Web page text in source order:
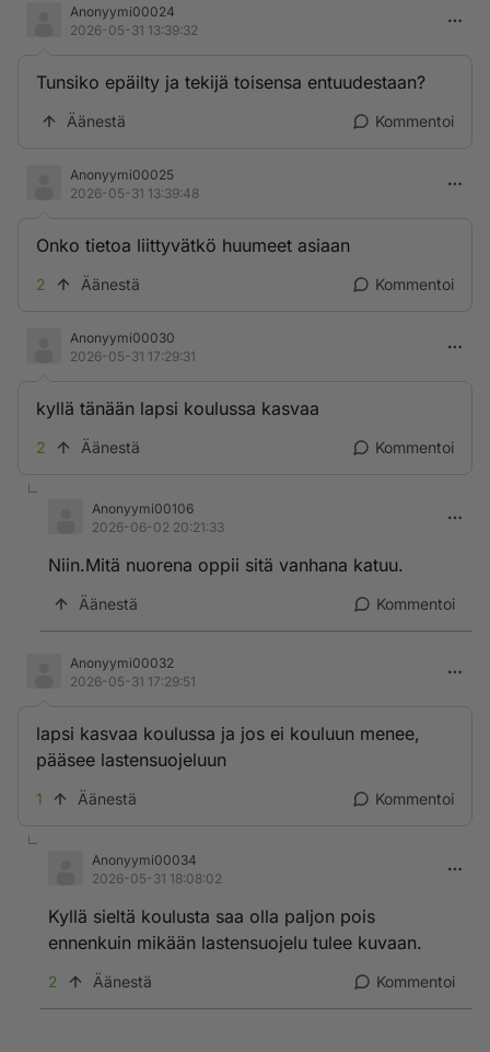
Anonyymi00024
2026-05-31 13:39:32
Tunsiko epäilty ja tekijä toisensa entuudestaan?
Äänestä Kommentoi
Anonyymi00025
2026-05-31 13:39:48
Onko tietoa liittyvätkö huumeet asiaan
2 Äänestä Kommentoi
Anonyymi00030
2026-05-31 17:29:31
kyllä tänään lapsi koulussa kasvaa
2 Äänestä Kommentoi
Anonyymi00106
2026-06-02 20:21:33
Niin.Mitä nuorena oppii sitä vanhana katuu.
Äänestä Kommentoi
Anonyymi00032
2026-05-31 17:29:51
lapsi kasvaa koulussa ja jos ei kouluun menee,
pääsee lastensuojeluun
1 Äänestä Kommentoi
Anonyymi00034
2026-05-31 18:08:02
Kyllä sieltä koulusta saa olla paljon pois
ennenkuin mikään lastensuojelu tulee kuvaan.
2 Äänestä Kommentoi